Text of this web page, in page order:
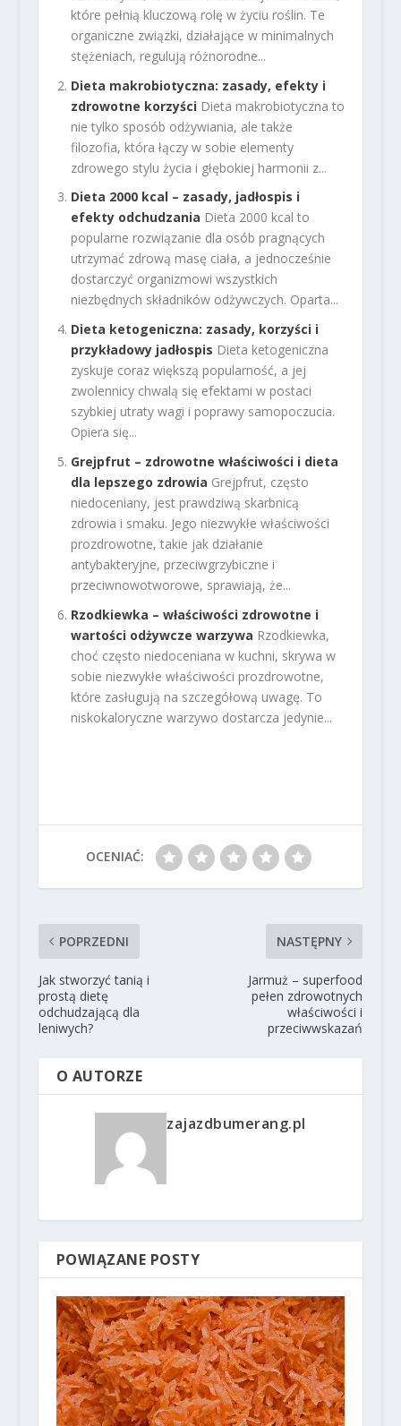
które pełnią kluczową rolę w życiu roślin. Te
organiczne związki, działające w minimalnych
stężeniach, regulują różnorodne...
Dieta makrobiotyczna: zasady, efekty i
zdrowotne korzyści Dieta makrobiotyczna to
nie tylko sposób odżywiania, ale także
filozofia, która łączy w sobie elementy
zdrowego stylu życia i głębokiej harmonii z...
Dieta 2000 kcal – zasady, jadłospis i
efekty odchudzania Dieta 2000 kcal to
popularne rozwiązanie dla osób pragnących
utrzymać zdrową masę ciała, a jednocześnie
dostarczyć organizmowi wszystkich
niezbędnych składników odżywczych. Oparta...
Dieta ketogeniczna: zasady, korzyści i
przykładowy jadłospis Dieta ketogeniczna
zyskuje coraz większą popularność, a jej
zwolennicy chwalą się efektami w postaci
szybkiej utraty wagi i poprawy samopoczucia.
Opiera się...
Grejpfrut – zdrowotne właściwości i dieta
dla lepszego zdrowia Grejpfrut, często
niedoceniany, jest prawdziwą skarbnicą
zdrowia i smaku. Jego niezwykłe właściwości
prozdrowotne, takie jak działanie
antybakteryjne, przeciwgrzybiczne i
przeciwnowotworowe, sprawiają, że...
Rzodkiewka – właściwości zdrowotne i
wartości odżywcze warzywa Rzodkiewka,
choć często niedoceniana w kuchni, skrywa w
sobie niezwykłe właściwości prozdrowotne,
które zasługują na szczegółową uwagę. To
niskokaloryczne warzywo dostarcza jedynie...
OCENIAĆ:
POPRZEDNI
Jak stworzyć tanią i
prostą dietę
odchudzającą dla
leniwych?
NASTĘPNY
Jarmuż – superfood
pełen zdrowotnych
właściwości i
przeciwwskazań
O AUTORZE
zajazdbumerang.pl
POWIĄZANE POSTY